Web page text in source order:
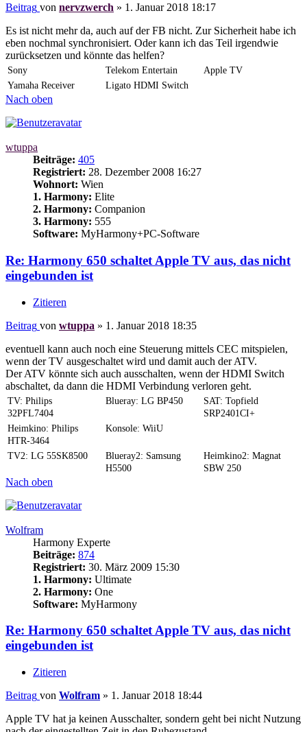
Beitrag von nervzwerch » 1. Januar 2018 18:17
Es ist nicht mehr da, auch auf der FB nicht. Zur Sicherheit habe ich
eben nochmal synchronisiert. Oder kann ich das Teil irgendwie
zurücksetzen und könnte das helfen?
Sony Telekom Entertain
Apple TV
Yamaha Receiver
Ligato HDMI Switch
Nach oben
wtuppa
Beiträge: 405
Registriert: 28. Dezember 2008 16:27
Wohnort: Wien
1. Harmony: Elite
2. Harmony: Companion
3. Harmony: 555
Software: MyHarmony+PC-Software
Re: Harmony 650 schaltet Apple TV aus, das nicht
eingebunden ist
Zitieren
Beitrag von wtuppa » 1. Januar 2018 18:35
eventuell kann auch noch eine Steuerung mittels CEC mitspielen,
wenn der TV ausgeschaltet wird und damit auch der ATV.
Der ATV könnte sich auch ausschalten, wenn der HDMI Switch
abschaltet, da dann die HDMI Verbindung verloren geht.
TV: Philips
32PFL7404
Blueray: LG BP450
SAT: Topfield
SRP2401CI+
Heimkino: Philips
HTR-3464
Konsole: WiiU
TV2: LG 55SK8500
Blueray2: Samsung
H5500
Heimkino2: Magnat
SBW 250
Nach oben
Wolfram
Harmony Experte
Beiträge: 874
Registriert: 30. März 2009 15:30
1. Harmony: Ultimate
2. Harmony: One
Software: MyHarmony
Re: Harmony 650 schaltet Apple TV aus, das nicht
eingebunden ist
Zitieren
Beitrag von Wolfram » 1. Januar 2018 18:44
Apple TV hat ja keinen Ausschalter, sondern geht bei nicht Nutzung